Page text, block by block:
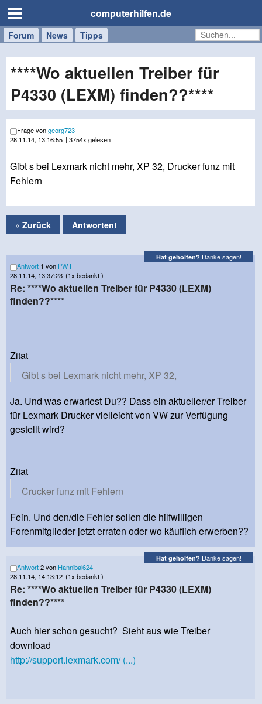
computerhilfen.de
Forum News Tipps
Handy
Tablet
Windows
Mac
****Wo aktuellen Treiber für
P4330 (LEXM) finden??****
Frage vongeorg723
28.11.14, 13:16:55 | 3754x gelesen
Gibt s bei Lexmark nicht mehr, XP 32, Drucker funz mit
Fehlern
« Zurück Antworten!
Hat geholfen? Danke sagen!
Antwort 1 von PWT
28.11.14, 13:37:23 (1x bedankt )
Re: ****Wo aktuellen Treiber für P4330 (LEXM)
finden??****
Zitat
Gibt s bei Lexmark nicht mehr, XP 32,
Ja. Und was erwartest Du?? Dass ein aktueller/er Treiber
für Lexmark Drucker vielleicht von VW zur Verfügung
gestellt wird?
Zitat
Crucker funz mit Fehlern
Fein. Und den/die Fehler sollen die hilfwilligen
Forenmitglieder jetzt erraten oder wo käuflich erwerben??
Hat geholfen? Danke sagen!
Antwort2 von Hannibal624
28.11.14, 14:13:12 (1x bedankt )
Re: ****Wo aktuellen Treiber für P4330 (LEXM)
finden??****
Auch hier schon gesucht? Sieht aus wie Treiber
download
http://support.lexmark.com/ (...)